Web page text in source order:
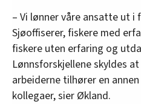
– Vi lønner våre ansatte ut i
Sjøoffiserer, fiskere med
fiskere uten erfaring og
Lønnsforskjellene skyldes
arbeiderne tilhører en
kollegaer, sier Økland.